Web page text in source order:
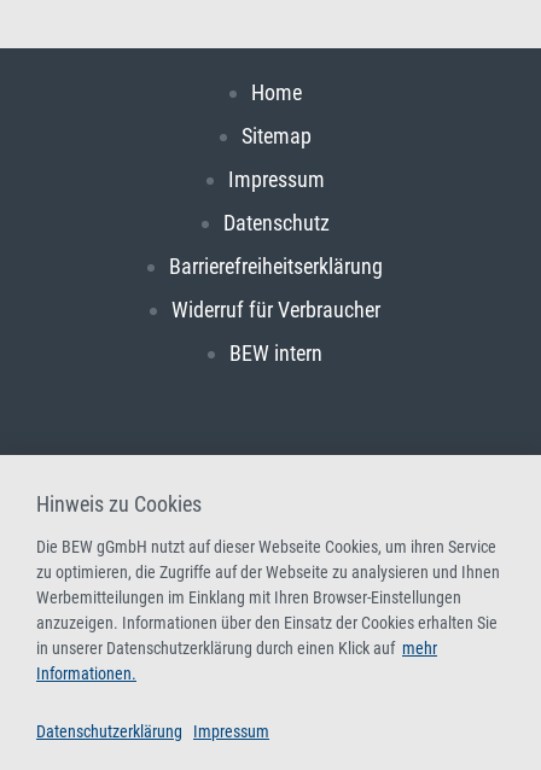
Home
Sitemap
Impressum
Datenschutz
Barrierefreiheitserklärung
Widerruf für Verbraucher
BEW intern
Hinweis zu Cookies
Die BEW gGmbH nutzt auf dieser Webseite Cookies, um ihren Service
zu optimieren, die Zugriffe auf der Webseite zu analysieren und Ihnen
Werbemitteilungen im Einklang mit Ihren Browser-Einstellungen
anzuzeigen. Informationen über den Einsatz der Cookies erhalten Sie
in unserer Datenschutzerklärung durch einen Klick auf mehr
Informationen.
Datenschutzerklärung Impressum